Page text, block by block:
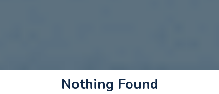
Nothing Found